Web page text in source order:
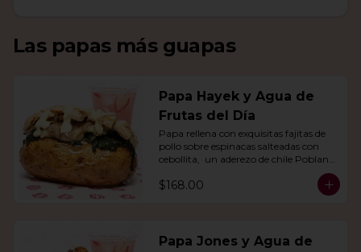
Las papas más guapas
Papa Hayek y Agua de
Frutas del Día
Papa rellena con exquisitas fajitas de
pollo sobre espinacas salteadas con
cebollita,  un aderezo de chile Poblano.
$168.00
Papa Jones y Agua de